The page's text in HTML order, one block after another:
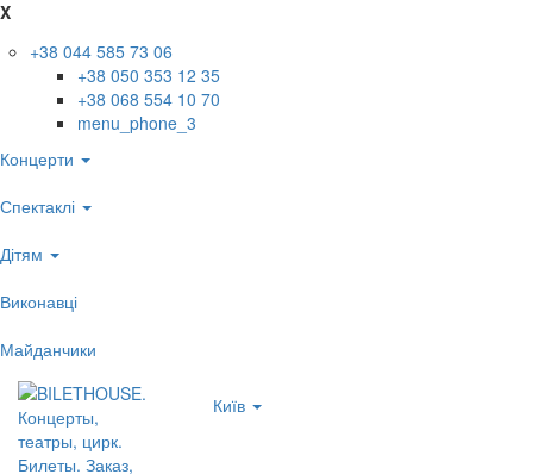
X
+38 044 585 73 06
+38 050 353 12 35
+38 068 554 10 70
menu_phone_3
Концерти
Спектаклі
Дітям
Виконавці
Майданчики
Київ